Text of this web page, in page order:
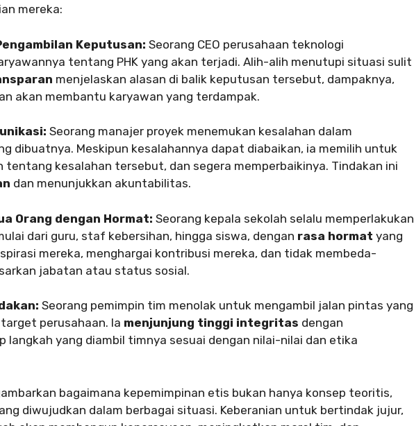
mereka:
Keputusan: Seorang CEO perusahaan teknologi
tentang PHK yang akan terjadi. Alih-alih menutupi situasi sulit
menjelaskan alasan di balik keputusan tersebut, dampaknya,
akan membantu karyawan yang terdampak.
Seorang manajer proyek menemukan kesalahan dalam
dibuatnya. Meskipun kesalahannya dapat diabaikan, ia memilih untuk
tentang kesalahan tersebut, dan segera memperbaikinya. Tindakan ini
dan menunjukkan akuntabilitas.
Orang dengan Hormat: Seorang kepala sekolah selalu memperlakukan
dari guru, staf kebersihan, hingga siswa, dengan rasa hormat yang
mereka, menghargai kontribusi mereka, dan tidak membeda-
jabatan atau status sosial.
Seorang pemimpin tim menolak untuk mengambil jalan pintas yang
perusahaan. Ia menjunjung tinggi integritas dengan
langkah yang diambil timnya sesuai dengan nilai-nilai dan etika
bagaimana kepemimpinan etis bukan hanya konsep teoritis,
diwujudkan dalam berbagai situasi. Keberanian untuk bertindak jujur,